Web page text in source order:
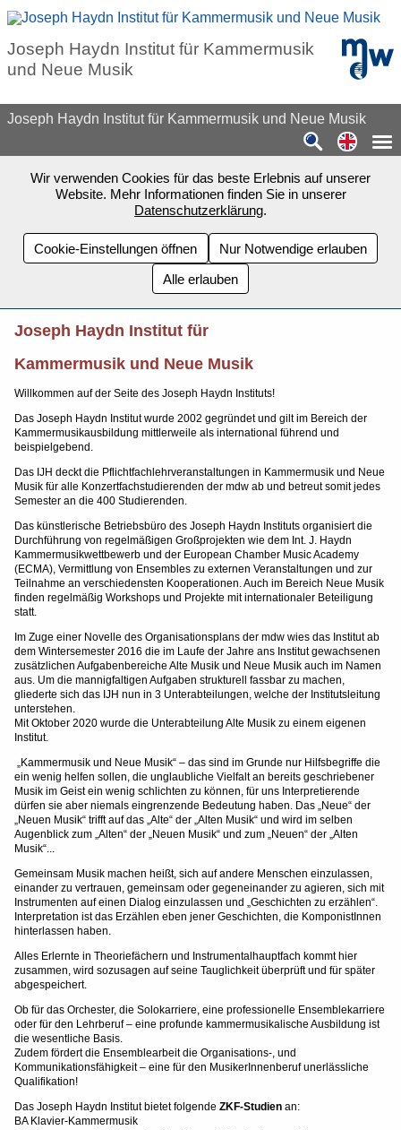
Joseph Haydn Institut für Kammermusik
und Neue Musik
mdw -
Joseph Haydn Institut für Kammermusik und Neue Musik
Wir verwenden Cookies für das beste Erlebnis auf unserer
Website. Mehr Informationen finden Sie in unserer
Datenschutzerklärung.
Cookie-Einstellungen öffnen
Nur Notwendige erlauben
Alle erlauben
Joseph Haydn Institut für
Kammermusik und Neue Musik
Willkommen auf der Seite des Joseph Haydn Instituts!
Das Joseph Haydn Institut wurde 2002 gegründet und gilt im Bereich der
Kammermusikausbildung mittlerweile als international führend und
beispielgebend.
Das IJH deckt die Pflichtfachlehrveranstaltungen in Kammermusik und Neue
Musik für alle Konzertfachstudierenden der mdw ab und betreut somit jedes
Semester an die 400 Studierenden.
Das künstlerische Betriebsbüro des Joseph Haydn Instituts organisiert die
Durchführung von regelmäßigen Großprojekten wie dem Int. J. Haydn
Kammermusikwettbewerb und der European Chamber Music Academy
(ECMA), Vermittlung von Ensembles zu externen Veranstaltungen und zur
Teilnahme an verschiedensten Kooperationen. Auch im Bereich Neue Musik
finden regelmäßig Workshops und Projekte mit internationaler Beteiligung
statt.
Im Zuge einer Novelle des Organisationsplans der mdw wies das Institut ab
dem Wintersemester 2016 die im Laufe der Jahre ans Institut gewachsenen
zusätzlichen Aufgabenbereiche Alte Musik und Neue Musik auch im Namen
aus. Um die mannigfaltigen Aufgaben strukturell fassbar zu machen,
gliederte sich das IJH nun in 3 Unterabteilungen, welche der Institutsleitung
unterstehen.
Mit Oktober 2020 wurde die Unterabteilung Alte Musik zu einem eigenen
Institut.
„Kammermusik und Neue Musik“ – das sind im Grunde nur Hilfsbegriffe die
ein wenig helfen sollen, die unglaubliche Vielfalt an bereits geschriebener
Musik im Geist ein wenig schlichten zu können, für uns Interpretierende
dürfen sie aber niemals eingrenzende Bedeutung haben. Das „Neue“ der
„Neuen Musik“ trifft auf das „Alte“ der „Alten Musik“ und wird im selben
Augenblick zum „Alten“ der „Neuen Musik“ und zum „Neuen“ der „Alten
Musik“...
Gemeinsam Musik machen heißt, sich auf andere Menschen einzulassen,
einander zu vertrauen, gemeinsam oder gegeneinander zu agieren, sich mit
Instrumenten auf einen Dialog einzulassen und „Geschichten zu erzählen“.
Interpretation ist das Erzählen eben jener Geschichten, die KomponistInnen
hinterlassen haben.
Alles Erlernte in Theoriefächern und Instrumentalhauptfach kommt hier
zusammen, wird sozusagen auf seine Tauglichkeit überprüft und für später
abgespeichert.
Ob für das Orchester, die Solokarriere, eine professionelle Ensemblekarriere
oder für den Lehrberuf – eine profunde kammermusikalische Ausbildung ist
die wesentliche Basis.
Zudem fördert die Ensemblearbeit die Organisations-, und
Kommunikationsfähigkeit – eine für den MusikerInnenberuf unerlässliche
Qualifikation!
Das Joseph Haydn Institut bietet folgende ZKF-Studien an:
BA Klavier-Kammermusik